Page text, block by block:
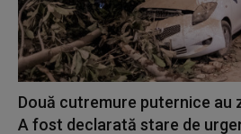
Două cutremure puternice au
A fost declarată stare de